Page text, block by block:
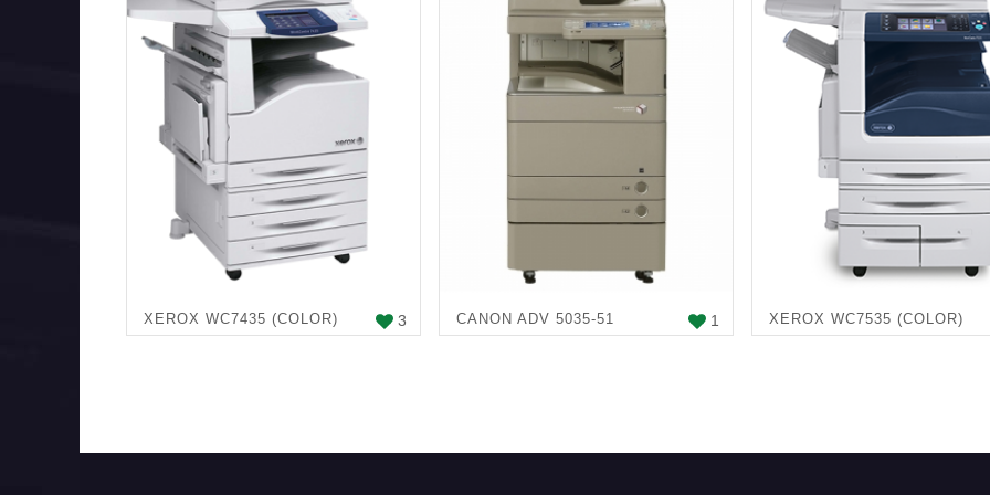
3
XEROX WC7435 (COLOR) 1
CANON ADV 5035-51 XEROX WC7535 (COLOR)